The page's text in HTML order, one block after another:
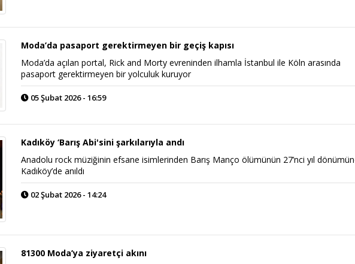
Moda’da pasaport gerektirmeyen bir geçiş kapısı
Moda’da açılan portal, Rick and Morty evreninden ilhamla İstanbul ile Köln arasında
pasaport gerektirmeyen bir yolculuk kuruyor
05 Şubat 2026 - 16:59
Kadıköy ‘Barış Abi'sini şarkılarıyla andı
Anadolu rock müziğinin efsane isimlerinden Barış Manço ölümünün 27’nci yıl
Kadıköy’de anıldı
02 Şubat 2026 - 14:24
81300 Moda’ya ziyaretçi akını